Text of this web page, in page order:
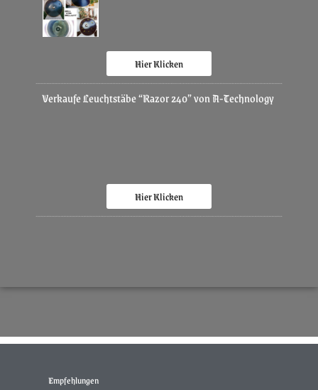
Hier Klicken
Verkaufe Leuchtstäbe “Razor 240” von A-Technology
Hier Klicken
Empfehlungen